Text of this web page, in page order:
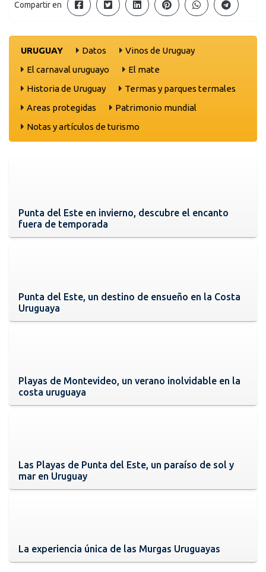
Compartir en
URUGUAY Datos
Vinos de Uruguay
El carnaval uruguayo
El mate
Historia de Uruguay
Termas y parques termales
Areas protegidas
Patrimonio mundial
Notas y artículos de turismo
Punta del Este en invierno, descubre el encanto
fuera de temporada
Punta del Este, un destino de ensueño en la Costa
Uruguaya
Playas de Montevideo, un verano inolvidable en la
costa uruguaya
Las Playas de Punta del Este, un paraíso de sol y
mar en Uruguay
La experiencia única de las Murgas Uruguayas